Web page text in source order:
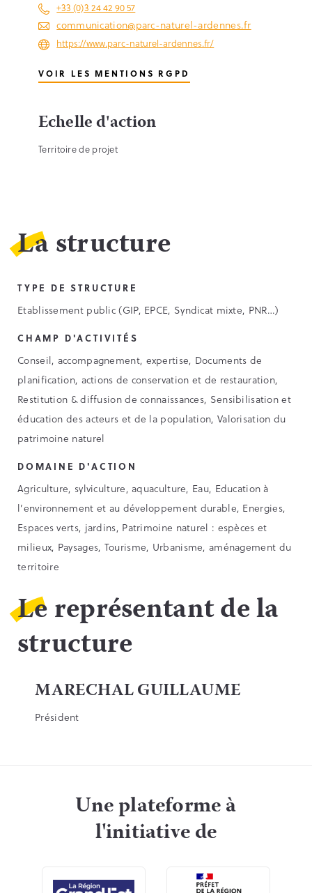
La structure
TYPE DE STRUCTURE
Etablissement public (GIP, EPCE, Syndicat mixte, PNR…)
CHAMP D'ACTIVITÉS
Conseil, accompagnement, expertise, Documents de
planification, actions de conservation et de restauration,
Restitution & diffusion de connaissances, Sensibilisation et
éducation des acteurs et de la population, Valorisation du
patrimoine naturel
DOMAINE D'ACTION
Agriculture, sylviculture, aquaculture, Eau, Education à
l’environnement et au développement durable, Energies,
Espaces verts, jardins, Patrimoine naturel : espèces et
milieux, Paysages, Tourisme, Urbanisme, aménagement du
territoire
Le représentant de la
structure
MARECHAL GUILLAUME
Président
+33 (0)3 24 42 90 57
communication@parc-naturel-ardennes.fr
https://www.parc-naturel-ardennes.fr/
VOIR LES MENTIONS RGPD
Echelle d'action
Territoire de projet
Une plateforme à
l'initiative de